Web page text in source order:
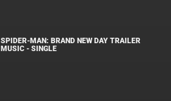
SPIDER-MAN: BRAND NEW DAY TRAILER
MUSIC - SINGLE